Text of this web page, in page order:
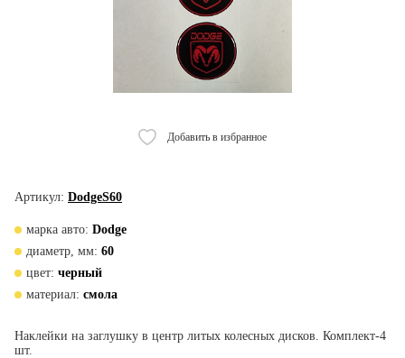
Добавить в избранное
Артикул: DodgeS60
марка авто: Dodge
диаметр, мм: 60
цвет: черный
материал: смола
Наклейки на заглушку в центр литых колесных дисков. Комплект-4
шт.